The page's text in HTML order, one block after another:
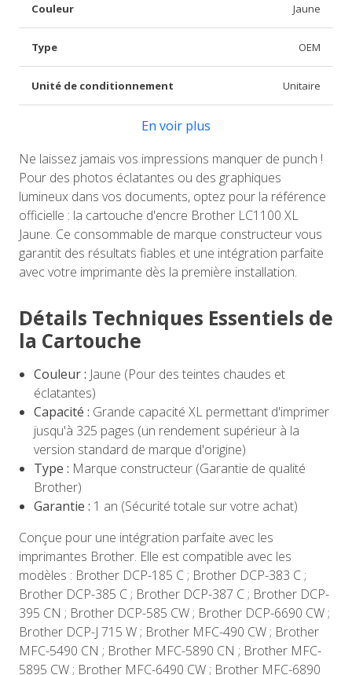
Couleur Jaune
Type OEM
Unité de conditionnement Unitaire
En voir plus
Ne laissez jamais vos impressions manquer de punch !
Pour des photos éclatantes ou des graphiques
lumineux dans vos documents, optez pour la référence
officielle : la cartouche d'encre Brother LC1100 XL
Jaune. Ce consommable de marque constructeur vous
garantit des résultats fiables et une intégration parfaite
avec votre imprimante dès la première installation.
Détails Techniques Essentiels de
la Cartouche
Couleur : Jaune (Pour des teintes chaudes et
éclatantes)
Capacité : Grande capacité XL permettant d'imprimer
jusqu'à 325 pages (un rendement supérieur à la
version standard de marque d'origine)
Type : Marque constructeur (Garantie de qualité
Brother)
Garantie : 1 an (Sécurité totale sur votre achat)
Conçue pour une intégration parfaite avec les
imprimantes Brother. Elle est compatible avec les
modèles : Brother DCP-185 C ; Brother DCP-383 C ;
Brother DCP-385 C ; Brother DCP-387 C ; Brother DCP-
395 CN ; Brother DCP-585 CW ; Brother DCP-6690 CW ;
Brother DCP-J 715 W ; Brother MFC-490 CW ; Brother
MFC-5490 CN ; Brother MFC-5890 CN ; Brother MFC-
5895 CW ; Brother MFC-6490 CW ; Brother MFC-6890